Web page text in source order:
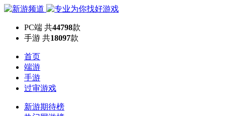
PC端 共44798款
手游 共18097款
首页
端游
手游
过审游戏
新游期待榜